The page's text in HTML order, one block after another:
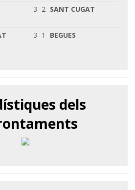
3 2 SANT CUGAT
3 1 BEGUES
dels